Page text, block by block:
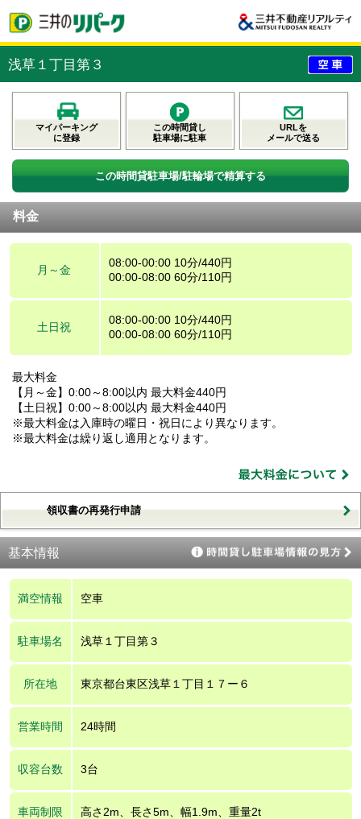
浅草１丁目第３
マイパーキング
に登録
この時間貸し
駐車場に駐車
URLを
メールで送る
この時間貸駐車場/駐輪場で精算する
料金
月～金
08:00-00:00 10分/440円
00:00-08:00 60分/110円
土日祝
08:00-00:00 10分/440円
00:00-08:00 60分/110円
最大料金
【月～金】0:00～8:00以内 最大料金440円
【土日祝】0:00～8:00以内 最大料金440円
※最大料金は入庫時の曜日・祝日により異なります。
※最大料金は繰り返し適用となります。
領収書の再発行申請
基本情報
満空情報 空車
駐車場名 浅草１丁目第３
所在地 東京都台東区浅草１丁目１７ー６
営業時間 24時間
収容台数 3台
車両制限 高さ2m、長さ5m、幅1.9m、重量2t